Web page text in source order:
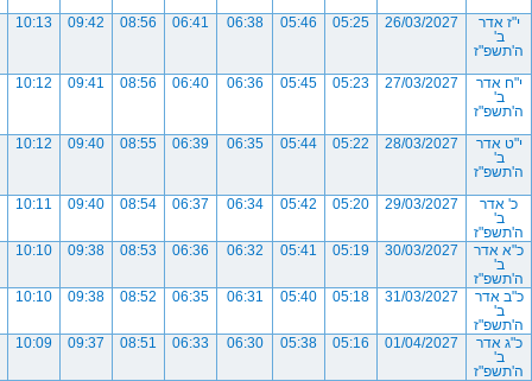
י"ז אדר
ב'
ה'תשפ"ז
26/03/2027
05:25
05:46
06:38
06:41
08:56
09:42
10:13
י"ח אדר
ב'
ה'תשפ"ז
27/03/2027
05:23
05:45
06:36
06:40
08:56
09:41
10:12
י"ט אדר
ב'
ה'תשפ"ז
28/03/2027
05:22
05:44
06:35
06:39
08:55
09:40
10:12
כ' אדר
ב'
ה'תשפ"ז
29/03/2027
05:20
05:42
06:34
06:37
08:54
09:40
10:11
כ"א אדר
ב'
ה'תשפ"ז
30/03/2027
05:19
05:41
06:32
06:36
08:53
09:38
10:10
כ"ב אדר
ב'
ה'תשפ"ז
31/03/2027
05:18
05:40
06:31
06:35
08:52
09:38
10:10
כ"ג אדר
ב'
ה'תשפ"ז
01/04/2027
05:16
05:38
06:30
06:33
08:51
09:37
10:09